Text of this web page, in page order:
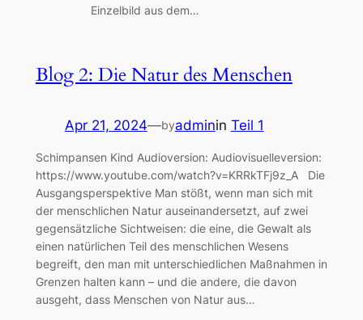
Einzelbild aus dem…
Blog 2: Die Natur des Menschen
Apr 21, 2024—byadminin Teil 1
Schimpansen Kind Audioversion: Audiovisuelleversion:
https://www.youtube.com/watch?v=KRRkTFj9z_A Die
Ausgangsperspektive Man stößt, wenn man sich mit
der menschlichen Natur auseinandersetzt, auf zwei
gegensätzliche Sichtweisen: die eine, die Gewalt als
einen natürlichen Teil des menschlichen Wesens
begreift, den man mit unterschiedlichen Maßnahmen in
Grenzen halten kann – und die andere, die davon
ausgeht, dass Menschen von Natur aus…